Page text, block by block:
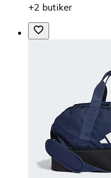
+2 butiker